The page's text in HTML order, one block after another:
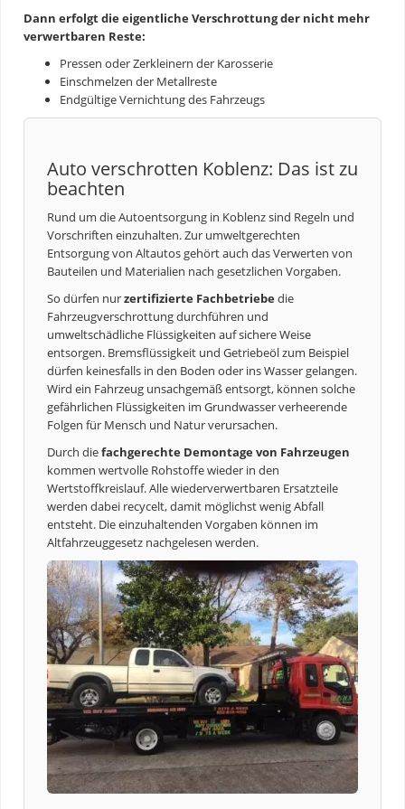
Dann erfolgt die eigentliche Verschrottung der nicht mehr
verwertbaren Reste:
Pressen oder Zerkleinern der Karosserie
Einschmelzen der Metallreste
Endgültige Vernichtung des Fahrzeugs
Auto verschrotten Koblenz: Das ist zu
beachten
Rund um dieAutoentsorgung in Koblenz sind Regeln und
Vorschriften einzuhalten. Zur umweltgerechten
Entsorgung von Altautos gehört auch das Verwerten von
Bauteilen und Materialien nach gesetzlichen Vorgaben.
So dürfen nurzertifizierte Fachbetriebedie
Fahrzeugverschrottung durchführen und
umweltschädliche Flüssigkeiten auf sichere Weise
entsorgen. Bremsflüssigkeit und Getriebeöl zum Beispiel
dürfen keinesfalls in den Boden oder ins Wasser gelangen.
Wird ein Fahrzeug unsachgemäß entsorgt, können solche
gefährlichen Flüssigkeiten im Grundwasser verheerende
Folgen für Mensch und Natur verursachen.
Durch diefachgerechte Demontage von Fahrzeugen
kommen wertvolle Rohstoffe wieder in den
Wertstoffkreislauf. Alle wiederverwertbaren Ersatzteile
werden dabei recycelt, damit möglichst wenig Abfall
entsteht. Die einzuhaltenden Vorgaben können im
Altfahrzeuggesetz nachgelesen werden.